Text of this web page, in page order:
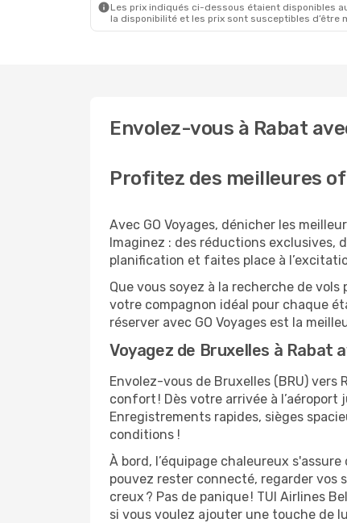
Les prix indiqués ci-dessous étaient disponibles
la disponibilité et les prix sont susceptibles d’être
Envolez-vous à Rabat
Profitez des meilleures
Avec GO Voyages, dénicher les
Imaginez : des réductions exclusives,
planification et faites place à
Que vous soyez à la recherche de
votre compagnon idéal pour chaque
réserver avec GO Voyages est la
Voyagez de Bruxelles à Rabat
Envolez-vous de Bruxelles (BRU)
confort ! Dès votre arrivée à l’aéroport
Enregistrements rapides, sièges
conditions !
À bord, l’équipage chaleureux
pouvez rester connecté, regarder vos
creux ? Pas de panique ! TUI Airlines
si vous voulez ajouter une touche de